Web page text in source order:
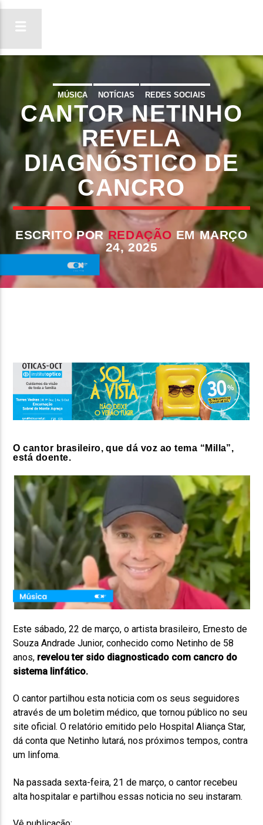
ON FM
LIGA-TE
FAIXA ATUAL
ON FM
MÚSICA NOTÍCIAS REDES SOCIAIS
CANTOR NETINHO
REVELA
DIAGNÓSTICO DE
CANCRO
ESCRITO PORREDAÇÃO EM MARÇO
24, 2025
O cantor brasileiro, que dá voz ao tema “Milla”,
está doente.
Este sábado, 22 de março, o artista brasileiro, Ernesto de
Souza Andrade Junior, conhecido como Netinho de 58
anos, revelou ter sido diagnosticado com cancro do
sistema linfático.
O cantor partilhou esta noticia com os seus seguidores
através de um boletim médico, que tornou público no seu
site oficial. O relatório emitido pelo Hospital Aliança Star,
dá conta que Netinho lutará, nos próximos tempos, contra
um linfoma.
Na passada sexta-feira, 21 de março, o cantor recebeu
alta hospitalar e partilhou essas noticia no seu instaram.